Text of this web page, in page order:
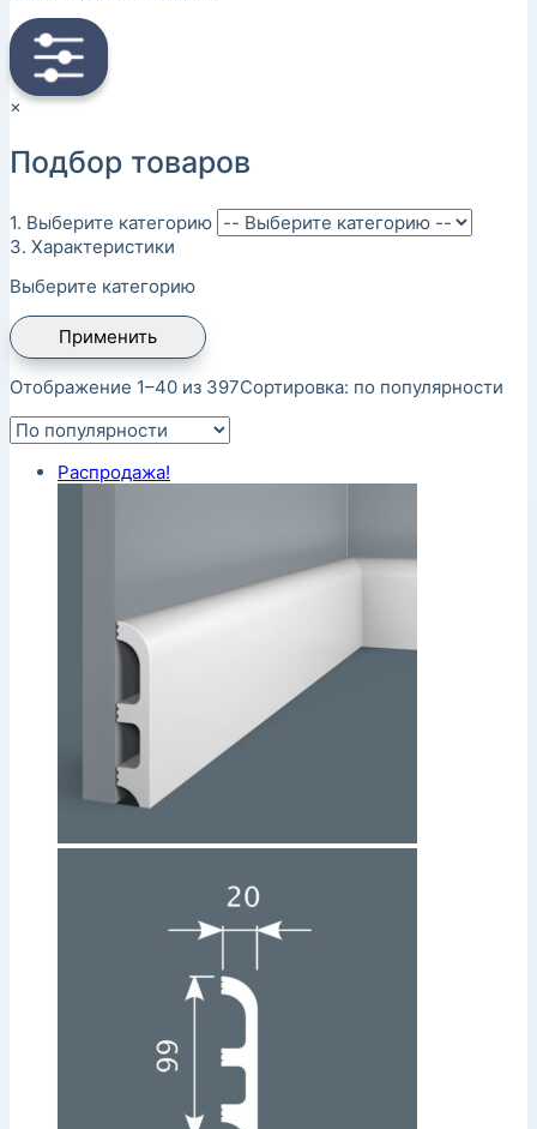
×
Подбор товаров
1. Выберите категорию
3. Характеристики
Выберите категорию
Применить
Отображение 1–40 из 397Сортировка: по популярности
Распродажа!